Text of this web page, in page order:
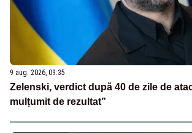
9 aug. 2026, 09:35
Zelenski, verdict după 40 de zile de
mulțumit de rezultat”